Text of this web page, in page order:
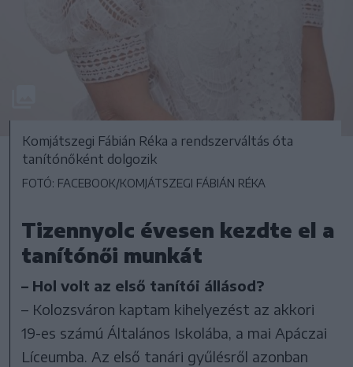
Komjátszegi Fábián Réka a rendszerváltás óta
tanítónőként dolgozik
FOTÓ: FACEBOOK/KOMJÁTSZEGI FÁBIÁN RÉKA
Tizennyolc évesen kezdte el a
tanítónői munkát
– Hol volt az első tanítói állásod?
– Kolozsváron kaptam kihelyezést az akkori
19-es számú Általános Iskolába, a mai Apáczai
Líceumba. Az első tanári gyűlésről azonban